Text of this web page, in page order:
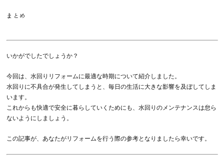
まとめ
いかがでしたでしょうか？
今回は、水回りリフォームに最適な時期について紹介しました。
水回りに不具合が発生してしまうと、毎日の生活に大きな影響を及ぼしてしま
います。
これからも快適で安全に暮らしていくためにも、水回りのメンテナンスは怠ら
ないようにしましょう。
この記事が、あなたがリフォームを行う際の参考となりましたら幸いです。